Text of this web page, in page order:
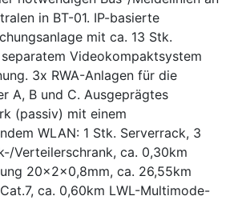
in BT-01. IP-basierte
mit ca. 13 Stk.
Videokompaktsystem
3x RWA-Anlagen für die
A, B und C. Ausgeprägtes
(passiv) mit einem
WLAN: 1 Stk. Serverrack, 3
Verteilerschrank, ca. 0,30km
20x2x0,8mm, ca. 26,55km
ca. 0,60km LWL-Multimode-